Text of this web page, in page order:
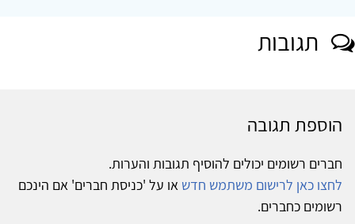
תגובות
הוספת תגובה
חברים רשומים יכולים להוסיף תגובות והערות.
לחצו כאן לרישום משתמש חדש או על 'כניסת חברים' אם הינכם
רשומים כחברים.